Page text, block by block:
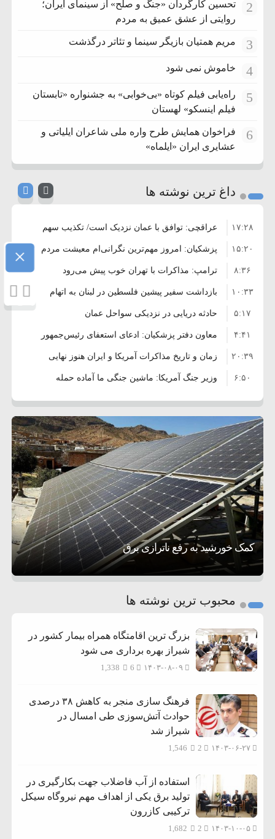
2
تحسین کارگردان «جنگ و صلح» از سینمای ایران؛
روایتی از عشق عمیق به مردم
3 مریم همتیان بازیگر سینما و تئاتر درگذشت
4 خاموش نمی شود
5
راه‌یابی فیلم کوتاه «بی‌خوابی» به جشنواره «تابستان
فیلم اینسکو» لهستان
6
فراخوان همایش طرح واره ملی شاعران ایلیاتی و
عشایری ایران «ایلماه»
داغ ترین نوشته ها
عراقچی: توافق با عمان نزدیک است/ تکذیب سهم
۱۱ درصدی ایران از خزر
۱۷:۲۸
پزشکیان: امروز مهم‌ترین نگرانی‌ام معیشت مردم
است
۱۵:۲۰
ترامپ: مذاکرات با تهران خوب پیش می‌رود ۸:۳۶
بازداشت سفیر پیشین فلسطین در لبنان به اتهام
فساد و اختلاس اموال
۱۰:۳۳
حادثه دریایی در نزدیکی سواحل عمان ۵:۱۷
معاون دفتر پزشکیان: ادعای استعفای رئیس‌جمهور
واهی و کذب محض است
۴:۴۱
زمان و تاریخ مذاکرات آمریکا و ایران هنوز نهایی
نشده است
۲۰:۳۹
وزیر جنگ آمریکا: ماشین جنگی ما آماده حمله
نظامی علیه ایران است
۶:۵۰
موافقت ترامپ با لغو حمله به ایران ۶:۲۱
هشدار عراقچی به همتای عربستانی درباره
همراهی با آمریکا
۲:۱۵
مقام ارشد امنیتی: برنامه گسترده‌ای برای پاسخ به
دیوانگی آمریکا داریم
۷:۱۰
ترامپ دستور حملات جدید علیه ایران را صادر کرد ۵:۴۵
سپاه: دو نفتکش متخلف مورد اصابت قرار گرفته
و متوقف شدند
۱۲:۵۹
ترامپ مدعی توافق تاریخی برای خلع سلاح کامل
حماس شد
۸:۵۷
اعتراض عراقچی به همتای بلغارستانی به دلیل
کمک به آمریکا در حملات به ایران
۱۶:۱۹
کمک خورشید به رفع ناترازی برق
تحسین کارگردان «جنگ و صلح» از سینمای ایران؛ روایتی از
عشق عمیق به مردم
۵ شهر افسانه‌ای هخامنشی که هنوز هم زنده هستند
3
محبوب ترین نوشته ها
بزرگ ترین اقامتگاه همراه بیمار کشور در
شیراز بهره برداری می شود
۱۴۰۳-۰۸-۰۹ 1,338
فرهنگ سازی منجر به کاهش ۳۸ درصدی
حوادث آتش‌سوزی طی امسال در
شیراز شد
۱۴۰۳-۰۶-۲۷ 1,546
استفاده از آب فاضلاب جهت بکارگیری در
تولید برق یکی از اهداف مهم نیروگاه سیکل
ترکیبی کازرون
۱۴۰۳-۱۰-۰۵ 1,682
×